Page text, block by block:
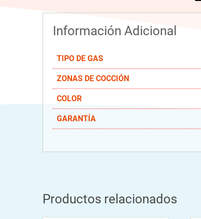
Información Adicional
TIPO DE GAS
ZONAS DE COCCIÓN
COLOR
GARANTÍA
Productos relacionados